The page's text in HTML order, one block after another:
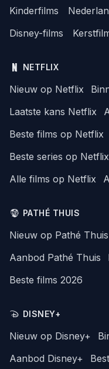
Kinderfilms
Disney-films
NETFLIX
Nieuw op Netflix
Laatste kans Netflix
Beste films op Netflix
Beste series op Netflix
Alle films op Netflix
PATHÉ THUIS
Nieuw op Pathé Thuis
Aanbod Pathé Thuis
Beste films 2026
DISNEY+
Nieuw op Disney+
Aanbod Disney+